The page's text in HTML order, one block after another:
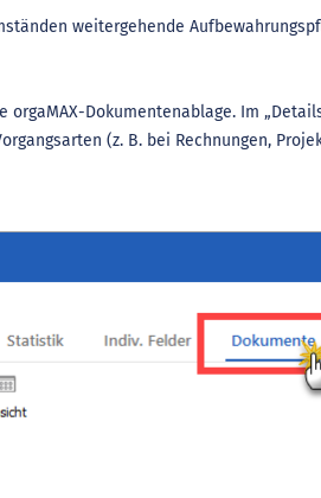
weitergehende
Dokumentenablage. Im
(z. B. bei Rechnungen,